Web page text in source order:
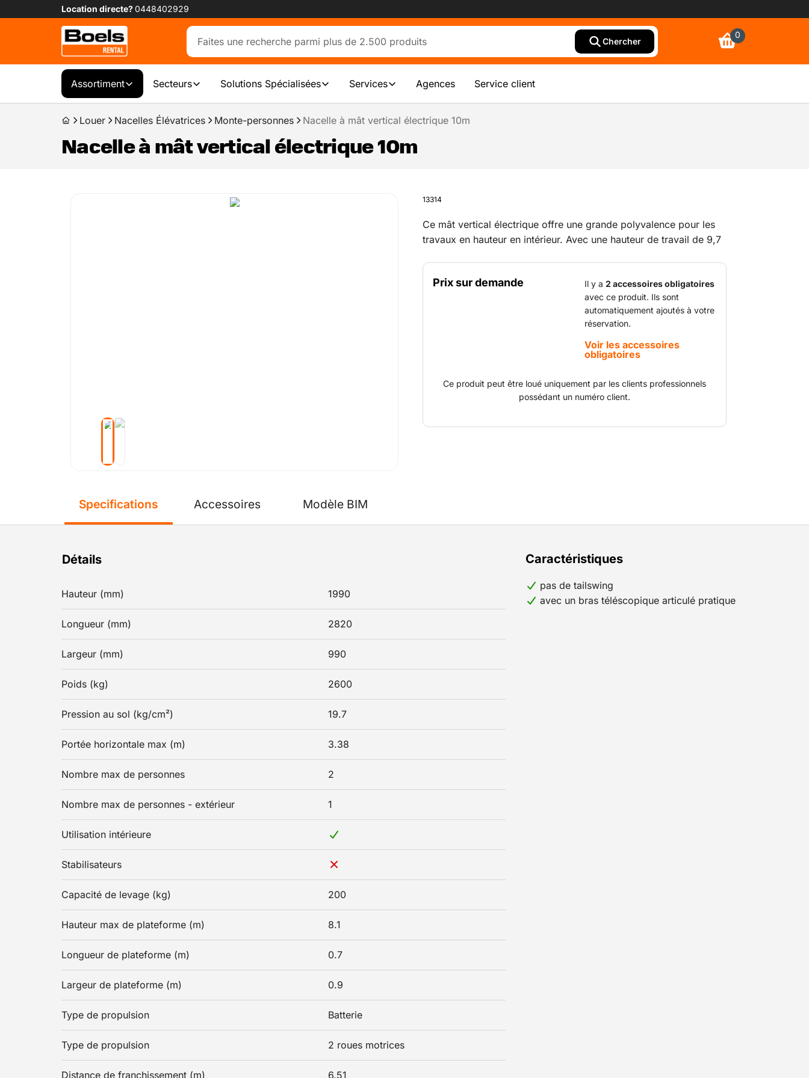
Location directe?0448402929
Chercher
0
Assortiment Secteurs Solutions Spécialisées Services Agences Service client
Louer Nacelles Élévatrices Monte-personnes Nacelle à mât vertical électrique 10m
Nacelle à mât vertical électrique 10m
13314
Ce mât vertical électrique offre une grande polyvalence pour les
travaux en hauteur en intérieur. Avec une hauteur de travail de 9,7
efficacement les opérations de maintenance, d’installation et
d’aménagement.
Compact et maniable, il est particulièrement adapté aux espaces
restreints. Sa motorisation électrique silencieuse et sans émission
en fait une solution idéale pour les environnements intérieurs tels
que les entrepôts, commerces ou bâtiments tertiaires.
Prix sur demande Il y a 2 accessoires obligatoires
avec ce produit. Ils sont
automatiquement ajoutés à votre
réservation.
Voir les accessoires
obligatoires
Ce produit peut être loué uniquement par les clients professionnels
possédant un numéro client.
Specifications
Détails
Hauteur (mm) 1990
Longueur (mm) 2820
Largeur (mm) 990
Poids (kg) 2600
Pression au sol (kg/cm²) 19.7
Portée horizontale max (m) 3.38
Nombre max de personnes 2
Nombre max de personnes - extérieur 1
Utilisation intérieure
Stabilisateurs
Capacité de levage (kg) 200
Hauteur max de plateforme (m) 8.1
Longueur de plateforme (m) 0.7
Largeur de plateforme (m) 0.9
Type de propulsion Batterie
Type de propulsion 2 roues motrices
Distance de franchissement (m) 6.51
Caractéristiques
pas de tailswing
avec un bras téléscopique articulé pratique
Accessoires Modèle BIM